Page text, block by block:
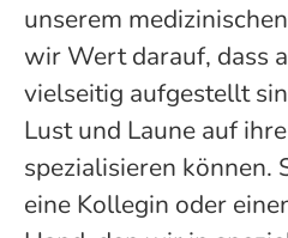
unserem
wir Wert darauf, dass
vielseitig aufgestellt
Lust und Laune auf
spezialisieren können.
eine Kollegin oder